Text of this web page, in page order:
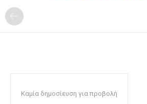
Καμία δημοσίευση για προβολή